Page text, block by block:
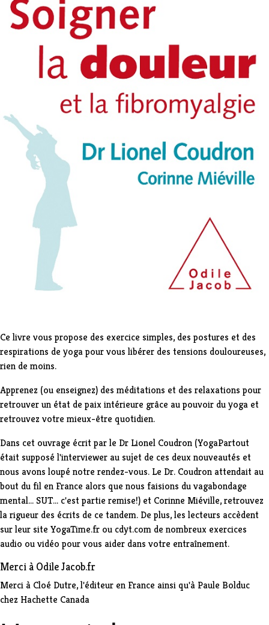
Ce livre vous propose des exercice simples, des postures et des
respirations de yoga pour vous libérer des tensions douloureuses,
rien de moins.
Apprenez (ou enseignez) des méditations et des relaxations pour
retrouver un état de paix intérieure grâce au pouvoir du yoga et
retrouvez votre mieux-être quotidien.
Dans cet ouvrage écrit par le Dr Lionel Coudron (YogaPartout
était supposé l'interviewer au sujet de ces deux nouveautés et
nous avons loupé notre rendez-vous. Le Dr. Coudron attendait au
bout du fil en France alors que nous faisions du vagabondage
mental... SUT... c'est partie remise!) et Corinne Miéville, retrouvez
la rigueur des écrits de ce tandem. De plus, les lecteurs accèdent
sur leur site YogaTime.fr ou cdyt.com de nombreux exercices
audio ou vidéo pour vous aider dans votre entraînement.
Merci à Odile Jacob.fr
Merci à Cloé Dutre, l'éditeur en France ainsi qu'à Paule Bolduc
chez Hachette Canada